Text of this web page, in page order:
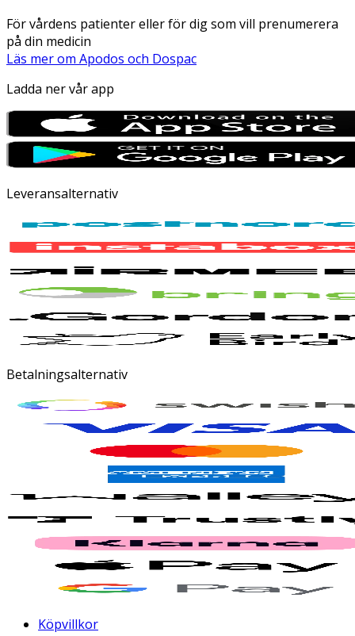
För vårdens patienter eller för dig som vill prenumerera
på din medicin
Läs mer om Apodos och Dospac
Ladda ner vår app
Leveransalternativ
Betalningsalternativ
Köpvillkor